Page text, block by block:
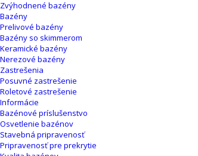
Zvýhodnené bazény
Bazény
Prelivové bazény
Bazény so skimmerom
Keramické bazény
Nerezové bazény
Zastrešenia
Posuvné zastrešenie
Roletové zastrešenie
Informácie
Bazénové príslušenstvo
Osvetlenie bazénov
Stavebná pripravenosť
Pripravenosť pre prekrytie